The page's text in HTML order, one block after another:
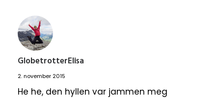
GlobetrotterElisa
2. november 2015
He he, den hyllen var jammen meg